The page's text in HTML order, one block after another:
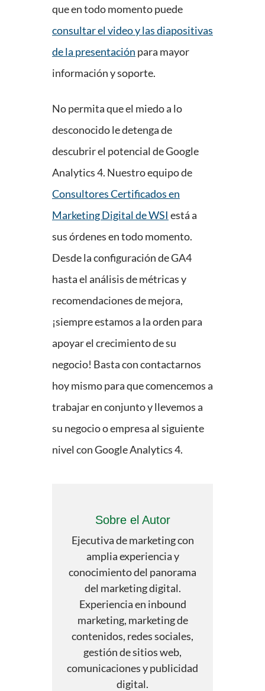
que en todo momento puede
consultar el video y las diapositivas
de la presentación para mayor
información y soporte.
No permita que el miedo a lo
desconocido le detenga de
descubrir el potencial de Google
Analytics 4. Nuestro equipo de
Consultores Certificados en
Marketing Digital de WSI está a
sus órdenes en todo momento.
Desde la configuración de GA4
hasta el análisis de métricas y
recomendaciones de mejora,
¡siempre estamos a la orden para
apoyar el crecimiento de su
negocio! Basta con contactarnos
hoy mismo para que comencemos a
trabajar en conjunto y llevemos a
su negocio o empresa al siguiente
nivel con Google Analytics 4.
Sobre el Autor
Ejecutiva de marketing con
amplia experiencia y
conocimiento del panorama
del marketing digital.
Experiencia en inbound
marketing, marketing de
contenidos, redes sociales,
gestión de sitios web,
comunicaciones y publicidad
digital.